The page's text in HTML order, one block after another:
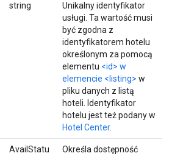
string
Unikalny identyfikator
usługi. Ta wartość musi
być zgodna z
identyfikatorem hotelu
określonym za pomocą
elementu <id> w
elemencie <listing> w
pliku danych z listą
hoteli. Identyfikator
hotelu jest też podany w
Hotel Center.
AvailStatu
Określa dostępność